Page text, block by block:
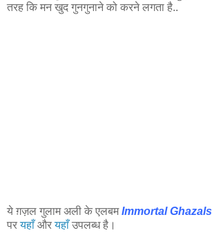
तरह कि मन खुद गुनगुनाने को करने लगता है..
ये ग़ज़ल गुलाम अली के एलबमImmortal Ghazals
परयहाँऔरयहाँउपलब्ध है।